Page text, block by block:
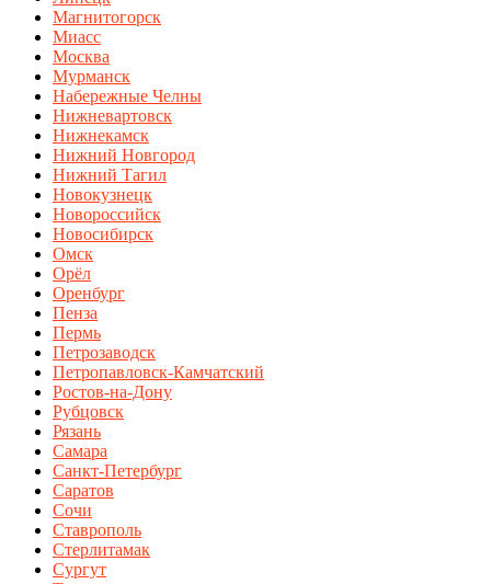
Магнитогорск
Миасс
Москва
Мурманск
Набережные Челны
Нижневартовск
Нижнекамск
Нижний Новгород
Нижний Тагил
Новокузнецк
Новороссийск
Новосибирск
Омск
Орёл
Оренбург
Пенза
Пермь
Петрозаводск
Петропавловск-Камчатский
Ростов-на-Дону
Рубцовск
Рязань
Самара
Санкт-Петербург
Саратов
Сочи
Ставрополь
Стерлитамак
Сургут